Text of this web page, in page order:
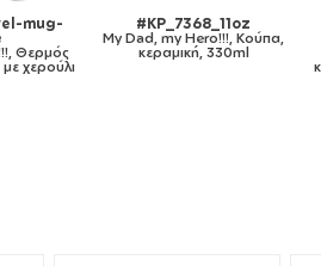
mirror-
Κούπα
#KP_7368_11ozcBLACK
My Dad, my Hero!!!, Κούπα
χρωματιστή μαύρη, κεραμική,
330ml